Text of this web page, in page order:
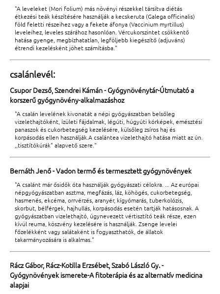
"A leveleket (Mori folium) más növényi részekkel társítva diétás
étkezési teák készítésére használják a kecskeruta (Galega officinalis)
föld feletti részeihez vagy a fekete áfonya (Vaccinium myrtillus)
leveleihez, leveles szárához hasonlóan. Vércukorszintet csökkentő
hatása gyenge, megbízhatatlan, legföljebb kiegészítő (adjuváns)
étrendi kezelésként jöhet számításba."
csalánlevél:
Csupor Dezső, Szendrei Kámán - Gyógynövénytár-Útmutató a
korszerű gyógynövény-alkalmazáshoz
"A csalán levelének kivonatát a népi gyógyászatban belsőleg
vizelethajtóként, ízületi fájdalmak, légúti, húgyúti kórképek, emésztési
panaszok és cukorbetegség kezelésére, külsőleg zsíros haj és
korpásodás ellen használják.A csalántea vizelethajtó hatása miatt az ún.
,,tisztítókúrák" alapvető szere."
Bernáth Jenő - Vadon termő és termesztett gyógynövények
"A csalánt már ősidők óta használják gyógyászati célokra. ... Az európai
népgyógyászatban asztma, megfázás, láz, köhögés, cukorbetegség,
hasmenés, ekcéma, orrvérzés, aranyér, kígyómarás, tuberkolózis,
skorbut, bélférgek, hajhullás, korpásodás esetén tartják hatásosnak. A
gyógyászatban vizelethajtó, úgynevezett vértisztító teák része, ezen
kívül reuma, köszvény kezelésére is használják. Zsenge levelei
főzelékként vagy salátaként is fogyaszthatók, de állatok
takarmányozására is alkalmas."
Rácz Gábor, Rácz-Kotilla Erzsébet, Szabó László Gy. -
Gyógynövények ismerete-A fitoterápia és az alternatív medicina
alapjai